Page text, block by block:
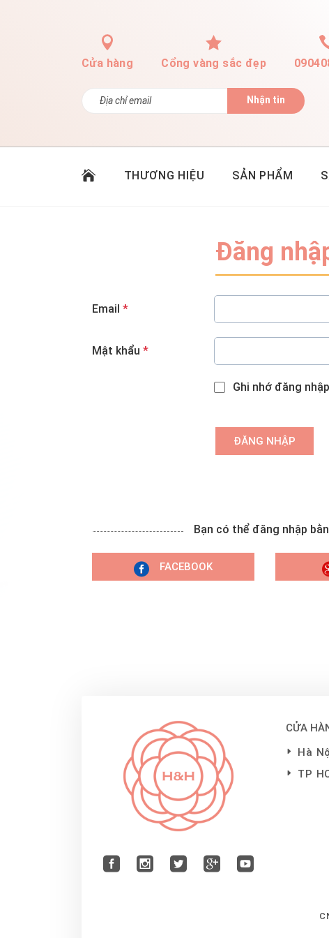
Cửa hàng Cổng vàng sắc đẹp
Nhận tin
THƯƠNG HIỆU SẢN PHẨM
Đăng
Email *
Mật khẩu *
Ghi nhớ đăng nhập
ĐĂNG NHẬP
Bạn có thể đăng nhập
FACEBOOK
CỬA
Hà
TP